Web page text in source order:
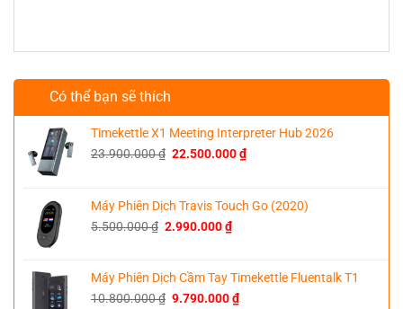
Có thể bạn sẽ thích
Timekettle X1 Meeting Interpreter Hub 2026
23.900.000₫ Giá
23.900.000 ₫.
22.500.000₫Giá
là:
22.500.000 ₫.
Máy Phiên Dịch Travis Touch Go (2020)
5.500.000₫ Giá
5.500.000 ₫.
2.990.000₫Giá
là:
2.990.000 ₫.
Máy Phiên Dịch Cầm Tay Timekettle Fluentalk T1
10.800.000₫ Giá
9.790.000₫Giá